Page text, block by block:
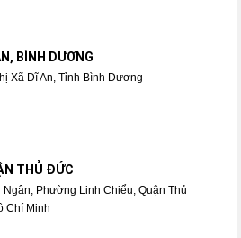
BÌNH DƯƠNG
Xã Dĩ An, Tỉnh Bình Dương
THỦ ĐỨC
Phường Linh Chiểu, Quận Thủ
Chí Minh